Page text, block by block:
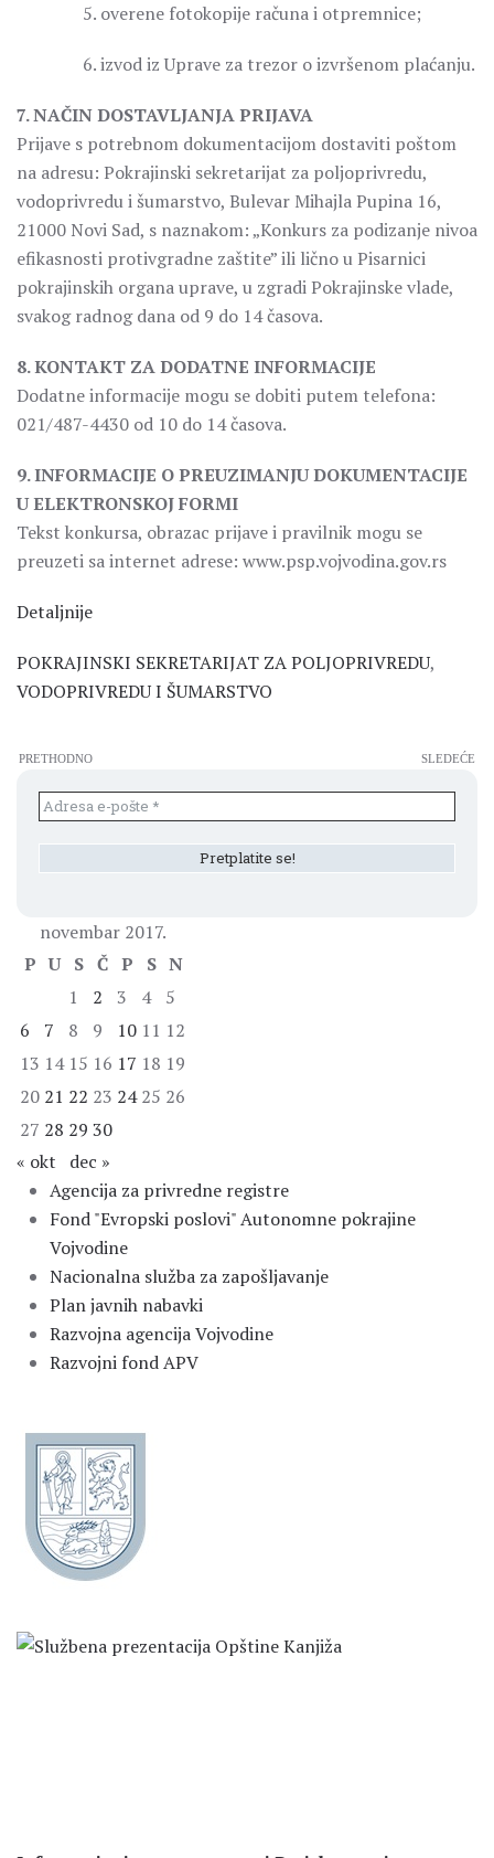
5. overene fotokopije računa i otpremnice;
6. izvod iz Uprave za trezor o izvršenom plaćanju.
7. NAČIN DOSTAVLJANJA PRIJAVA
Prijave s potrebnom dokumentacijom dostaviti poštom
na adresu: Pokrajinski sekretarijat za poljoprivredu,
vodoprivredu i šumarstvo, Bulevar Mihajla Pupina 16,
21000 Novi Sad, s naznakom: „Konkurs za podizanje nivoa
efikasnosti protivgradne zaštite” ili lično u Pisarnici
pokrajinskih organa uprave, u zgradi Pokrajinske vlade,
svakog radnog dana od 9 do 14 časova.
8. KONTAKT ZA DODATNE INFORMACIJE
Dodatne informacije mogu se dobiti putem telefona:
021/487-4430 od 10 do 14 časova.
9. INFORMACIJE O PREUZIMANJU DOKUMENTACIJE
U ELEKTRONSKOJ FORMI
Tekst konkursa, obrazac prijave i pravilnik mogu se
preuzeti sa internet adrese: www.psp.vojvodina.gov.rs
Detaljnije
POKRAJINSKI SEKRETARIJAT ZA POLJOPRIVREDU,
VODOPRIVREDU I ŠUMARSTVO
PRETHODNO SLEDEĆE
novembar 2017.
P U S Č P S N
1
2 3 4
5
6
7 8 9 10 11 12
13 14 15 16 17 18 19
20 21 22 23 24 25 26
27 28 29 30
« okt
dec »
Agencija za privredne registre
Fond "Evropski poslovi" Autonomne pokrajine
Vojvodine
Nacionalna služba za zapošljavanje
Plan javnih nabavki
Razvojna agencija Vojvodine
Razvojni fond APV